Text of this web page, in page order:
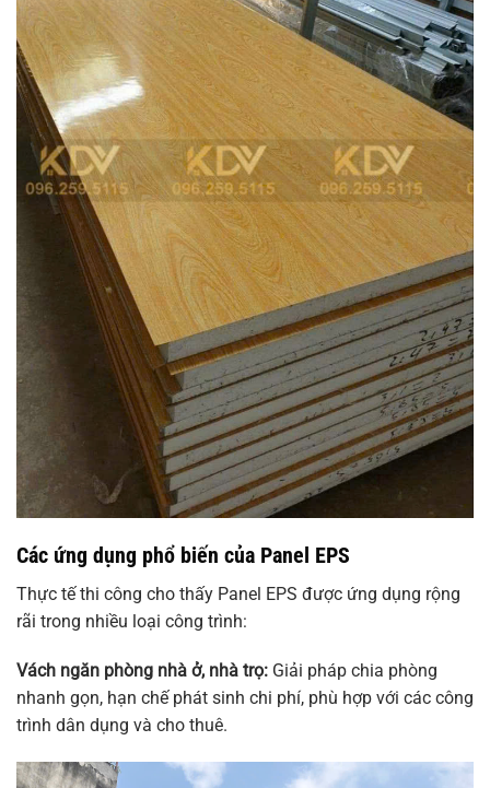
Các ứng dụng phổ biến của Panel EPS
Thực tế thi công cho thấy Panel EPS được ứng dụng rộng
rãi trong nhiều loại công trình:
Vách ngăn phòng nhà ở, nhà trọ: Giải pháp chia phòng
nhanh gọn, hạn chế phát sinh chi phí, phù hợp với các công
trình dân dụng và cho thuê.